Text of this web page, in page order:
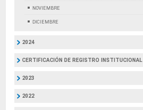
NOVIEMBRE
DICIEMBRE
2024
CERTIFICACIÓN DE REGISTRO INSTITUCIONAL
2023
2022